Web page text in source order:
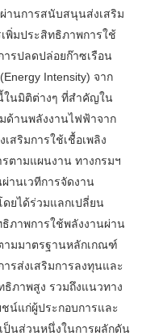
านการสนับสนุนส่งเสริม
พิ่มประสิทธิภาพการใช้
รปลดปล่อยก๊าซเรือน
Intensity) จาก
ในมิติต่างๆ ที่สำคัญใน
ด้านพลังงานไฟฟ้าจาก
สริมการใช้เชื้อเพลิง
ตามแผนงาน ทางกรมฯ
านเวทีการจัดงาน
ดยได้ร่วมแลกเปลี่ยน
ภาพการใช้พลังงานผ่าน
ามมาตรฐานหลักเกณฑ์
รส่งเสริมการลงทุนและ
ภาพสูง รวมถึงแนวทาง
น์แก่ผู้ประกอบการและ
ป็นส่วนหนึ่งในการผลักดัน